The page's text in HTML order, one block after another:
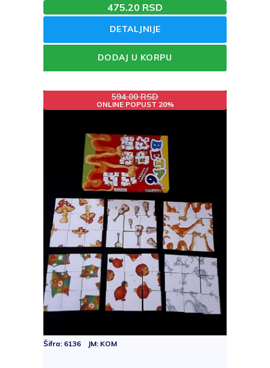
475.20 RSD
DETALJNIJE
DODAJ U KORPU
Šifra: 6136 JM: KOM
594.00 RSD
ONLINE POPUST 20%